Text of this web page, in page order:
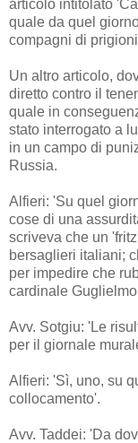
articolo intitolato
quale da quel
compagni di
Un altro articolo,
diretto contro il
quale in
stato interrogato a
in un campo di
Russia.
Alfieri: 'Su quel
cose di una
scriveva che un
bersaglieri italiani;
per impedire che
cardinale
Avv. Sotgiu: 'Le
per il giornale
Alfieri: 'Sì, uno, su
collocamento'.
Avv. Taddei: 'Da